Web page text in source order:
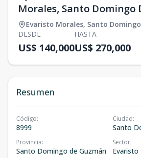
Morales, Santo Domingo
Evaristo Morales, Santo
DESDE
US$ 140,000
HASTA
US$ 270,000
Resumen
Código:
8999
Ciudad:
Santo
Provincia:
Santo Domingo de Guzmán
Sector:
Evaristo